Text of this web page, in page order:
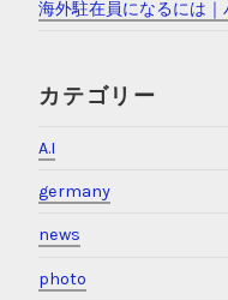
海外駐在員になるには
カテゴリー
A.I
germany
news
photo